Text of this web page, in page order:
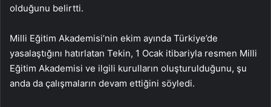
olduğunu belirtti.
Milli Eğitim Akademisi’nin ekim ayında Türkiye’de
yasalaştığını hatırlatan Tekin, 1 Ocak itibariyla resmen Milli
Eğitim Akademisi ve ilgili kurulların oluşturulduğunu, şu
anda da çalışmaların devam ettiğini söyledi.